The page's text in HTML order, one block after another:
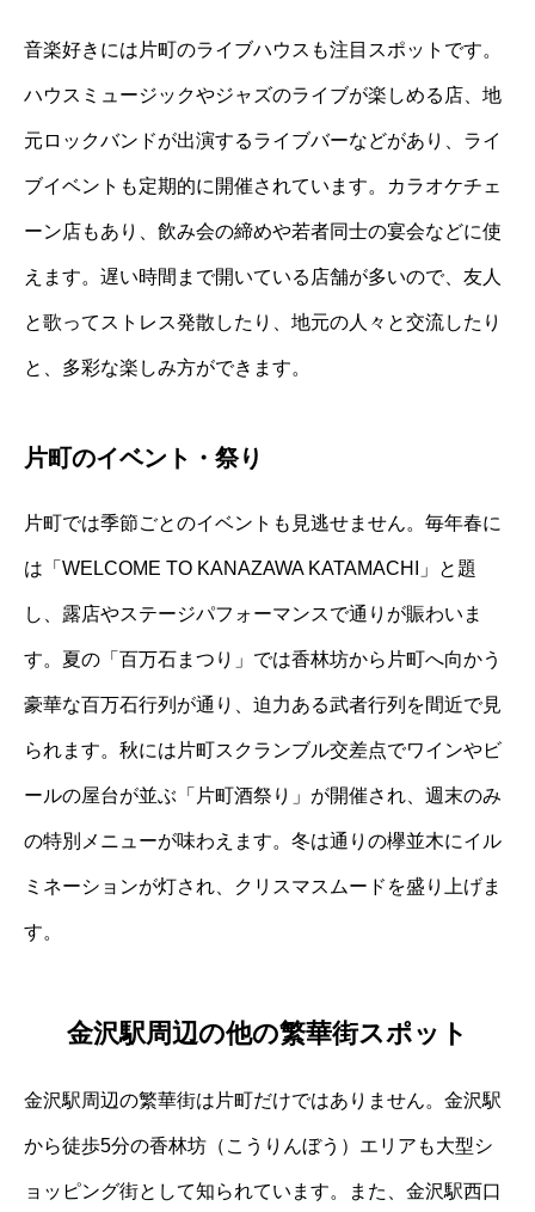
音楽好きには片町のライブハウスも注目スポットです。
ハウスミュージックやジャズのライブが楽しめる店、地
元ロックバンドが出演するライブバーなどがあり、ライ
ブイベントも定期的に開催されています。カラオケチェ
ーン店もあり、飲み会の締めや若者同士の宴会などに使
えます。遅い時間まで開いている店舗が多いので、友人
と歌ってストレス発散したり、地元の人々と交流したり
と、多彩な楽しみ方ができます。
片町のイベント・祭り
片町では季節ごとのイベントも見逃せません。毎年春に
は「WELCOME TO KANAZAWA KATAMACHI」と題
し、露店やステージパフォーマンスで通りが賑わいま
す。夏の「百万石まつり」では香林坊から片町へ向かう
豪華な百万石行列が通り、迫力ある武者行列を間近で見
られます。秋には片町スクランブル交差点でワインやビ
ールの屋台が並ぶ「片町酒祭り」が開催され、週末のみ
の特別メニューが味わえます。冬は通りの欅並木にイル
ミネーションが灯され、クリスマスムードを盛り上げま
す。
金沢駅周辺の他の繁華街スポット
金沢駅周辺の繁華街は片町だけではありません。金沢駅
から徒歩5分の香林坊（こうりんぼう）エリアも大型シ
ョッピング街として知られています。また、金沢駅西口